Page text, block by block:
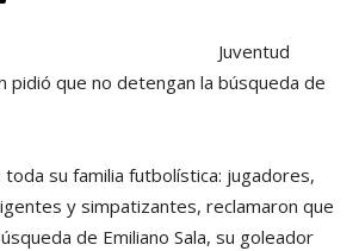
Juventud
pidió que no detengan la búsqueda de
toda su familia futbolística: jugadores,
y simpatizantes, reclamaron que
de Emiliano Sala, su goleador